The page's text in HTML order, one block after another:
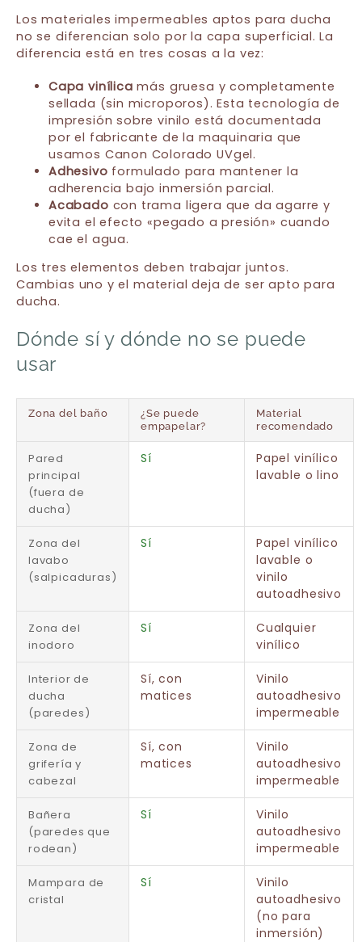
Los materiales impermeables aptos para ducha
no se diferencian solo por la capa superficial. La
diferencia está en tres cosas a la vez:
Capa vinílica más gruesa y completamente
sellada (sin microporos). Esta tecnología de
impresión sobre vinilo está documentada
por el fabricante de la maquinaria que
usamos Canon Colorado UVgel.
Adhesivo formulado para mantener la
adherencia bajo inmersión parcial.
Acabado con trama ligera que da agarre y
evita el efecto «pegado a presión» cuando
cae el agua.
Los tres elementos deben trabajar juntos.
Cambias uno y el material deja de ser apto para
ducha.
Dónde sí y dónde no se puede
usar
Zona del baño
¿Se puede
empapelar?
Material
recomendado
Pared
principal
(fuera de
ducha)
Sí
Papel vinílico
lavable o lino
Zona del
lavabo
(salpicaduras)
Sí
Papel vinílico
lavable o
vinilo
autoadhesivo
Zona del
inodoro
Sí
Cualquier
vinílico
Interior de
ducha
(paredes)
Sí, con
matices
Vinilo
autoadhesivo
impermeable
Zona de
grifería y
cabezal
Sí, con
matices
Vinilo
autoadhesivo
impermeable
Bañera
(paredes que
rodean)
Sí
Vinilo
autoadhesivo
impermeable
Mampara de
cristal
Sí
Vinilo
autoadhesivo
(no para
inmersión)